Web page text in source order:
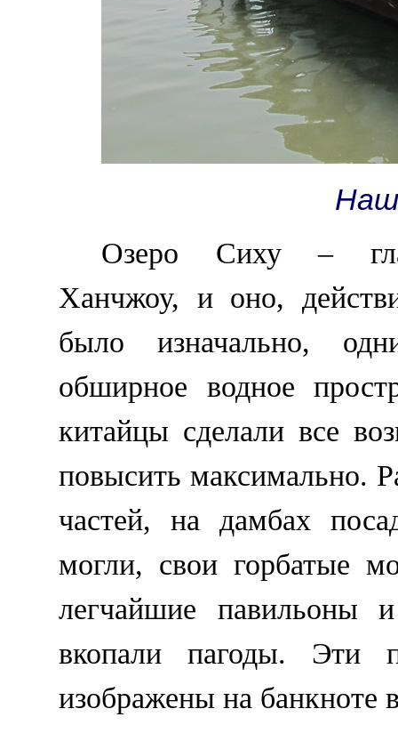
Наш
Озеро Сиху –
Ханчжоу, и оно,
было изначально,
обширное водное
китайцы сделали все
повысить максимально.
частей, на дамбах
могли, свои горбатые
легчайшие павильоны
вкопали пагоды. Эти
изображены на банкноте